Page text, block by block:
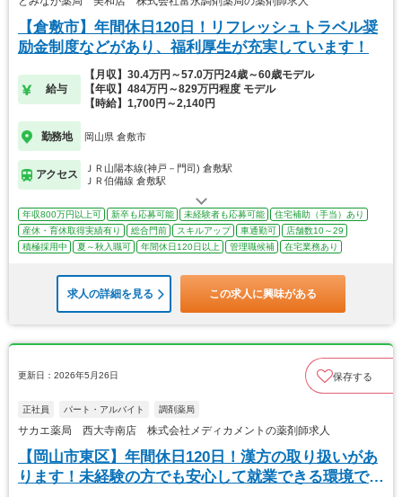
【倉敷市】年間休日120日！リフレッシュトラベル奨
励金制度などがあり、福利厚生が充実しています！
給与
【月収】30.4万円～57.0万円24歳～60歳モデル
【年収】484万円～829万円程度 モデル
【時給】1,700円～2,140円
勤務地 岡山県 倉敷市
アクセス
ＪＲ山陽本線(神戸－門司) 倉敷駅
ＪＲ伯備線 倉敷駅
年収800万円以上可 新卒も応募可能 未経験者も応募可能
住宅補助（手当）あり
産休・育休取得実績有り
総合門前 スキルアップ 車通勤可
店舗数10～29
積極採用中
夏～秋入職可 年間休日120日以上 管理職候補 在宅業務あり
求人の詳細を見る この求人に興味がある
更新日：2026年5月26日 保存する
正社員 パート・アルバイト 調剤薬局
サカエ薬局 西大寺南店 株式会社メディカメントの薬剤師求人
【岡山市東区】年間休日120日！漢方の取り扱いがあ
ります！未経験の方でも安心して就業できる環境で